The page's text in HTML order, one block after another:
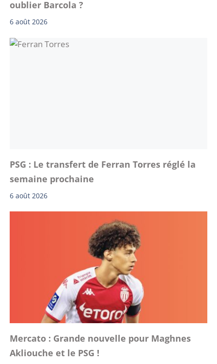
oublier Barcola ?
6 août 2026
PSG : Le transfert de Ferran Torres réglé la
semaine prochaine
6 août 2026
Mercato : Grande nouvelle pour Maghnes
Akliouche et le PSG !